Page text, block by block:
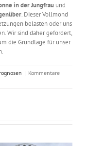
in der Jungfrau und
. Dieser Vollmond
belasten oder uns
Wir sind daher gefordert,
die Grundlage für unser
| Kommentare